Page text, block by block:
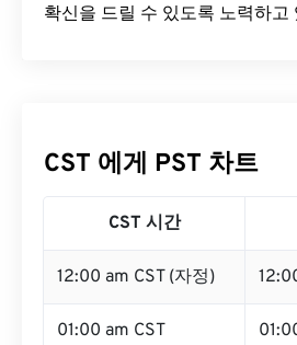
확신을 드릴 수 있도록 노력하고
CST 에게 PST 차트
CST 시간
12:00 am CST (자정)
01:00 am CST